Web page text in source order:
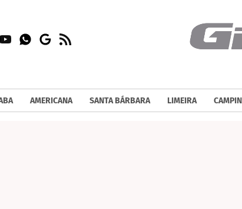
YouTubeWhatsapp
Google
RSS
AMERICANA SANTA BÁRBARA LIMEIRA